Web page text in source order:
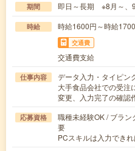
期間 即日～長期 ※8月～、9
時給 時給1600円～時給
交通費
交通費支給
仕事内容
データ入力・タイピン
大手食品会社での受注
変更、入力完了の確
応募資格
職種未経験OK / ブラ
要
PCスキルは入力できれ